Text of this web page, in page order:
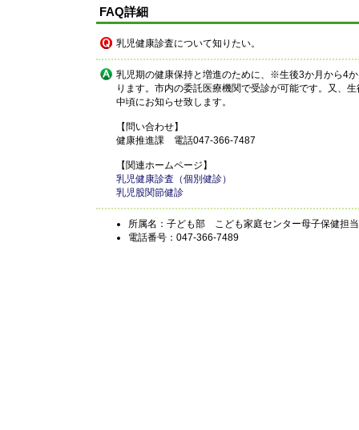
FAQ詳細
乳児健康診査について知りたい。
乳児期の健康保持と増進のために、※生後3か月から4
ります。市内の委託医療機関で受診が可能です。又、
中頃にお知らせ致します。
【問い合わせ】
健康推進課 電話047-366-7487
【関連ホームページ】
乳児健康診査（個別健診）
乳児股関節健診
所属名：子ども部 こども家庭センター母子保健担
電話番号：047-366-7489